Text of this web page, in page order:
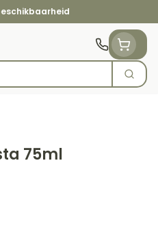
Zoek
75ml